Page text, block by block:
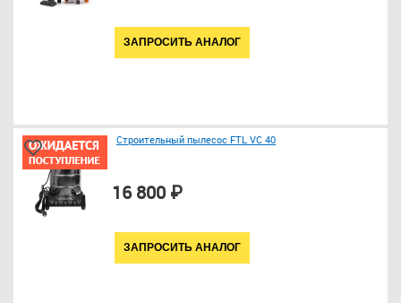
ЗАПРОСИТЬ АНАЛОГ
Строительный пылесос FTL VC 40
16 800 ₽
ЗАПРОСИТЬ АНАЛОГ